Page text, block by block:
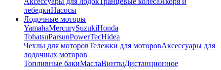
лебедкиНасосы
Лодочные моторы
YamahaMercurySuzukiHonda
TohatsuParsunPowerTecHidea
Чехлы для моторовТележки для моторовАксессуары для
лодочных моторов
Топливные бакиМаслаВинтыДистанционное